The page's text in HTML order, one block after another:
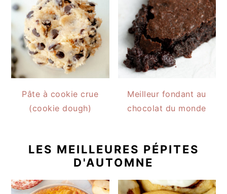
Pâte à cookie crue
(cookie dough)
Meilleur fondant au
chocolat du monde
LES MEILLEURES PÉPITES
D'AUTOMNE